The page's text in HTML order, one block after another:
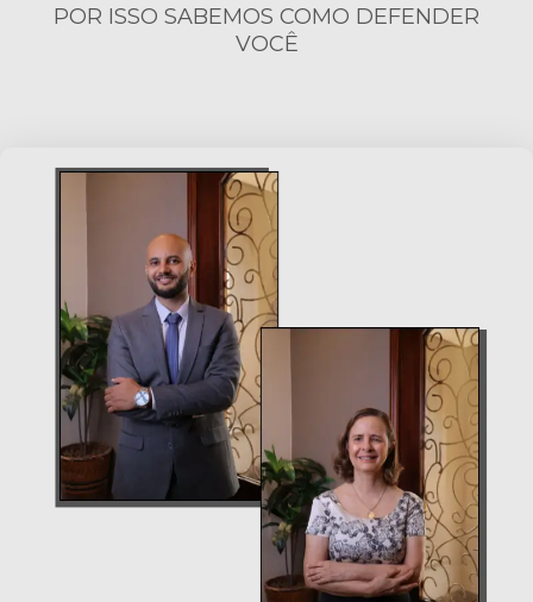
POR ISSO SABEMOS COMO DEFENDER
VOCÊ